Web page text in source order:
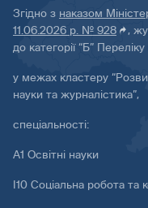
Згідно з наказом
11.06.2026 р. № 928
,
до категорії “Б”
у межах кластеру
науки та журналістика”,
спеціальності:
А1 Освітні науки
І10 Соціальна робота та